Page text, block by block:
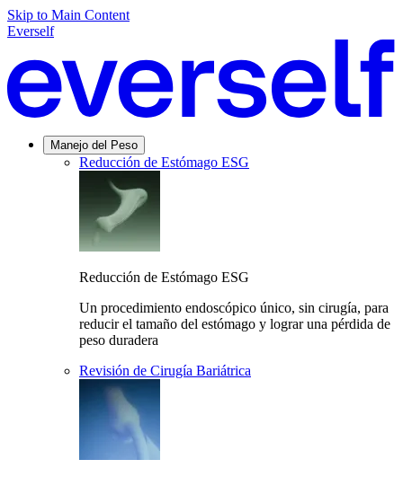
Skip to Main Content
Everself
Manejo del Peso
Reducción de Estómago ESG
Reducción de Estómago ESG
Un procedimiento endoscópico único, sin cirugía, para
reducir el tamaño del estómago y lograr una pérdida de
peso duradera
Revisión de Cirugía Bariátrica